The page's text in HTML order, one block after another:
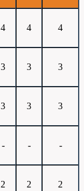
4 4 4
3 3 3
3 3 3
- - -
2 2 2